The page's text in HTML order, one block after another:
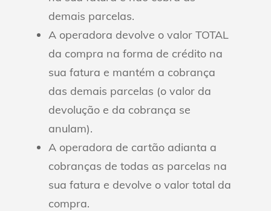
demais parcelas.
A operadora devolve o valor TOTAL
da compra na forma de crédito na
sua fatura e mantém a cobrança
das demais parcelas (o valor da
devolução e da cobrança se
anulam).
A operadora de cartão adianta a
cobranças de todas as parcelas na
sua fatura e devolve o valor total da
compra.